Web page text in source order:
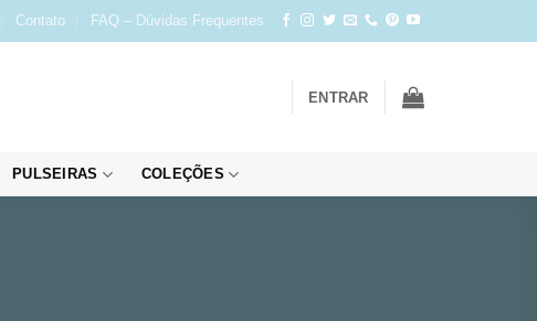
Contato FAQ – Dúvidas Frequentes
ENTRAR
PULSEIRAS COLEÇÕES